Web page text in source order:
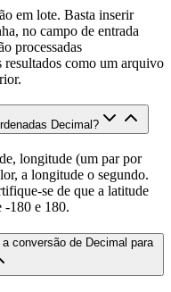
em lote. Basta inserir
no campo de entrada
processadas
resultados como um arquivo
Decimal?
longitude (um par por
a longitude o segundo.
se de que a latitude
-180 e 180.
conversão de Decimal para